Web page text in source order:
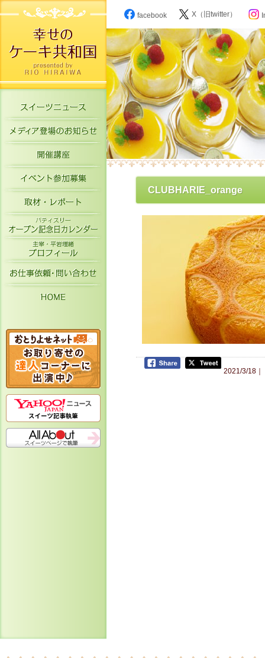
スイーツニュース
メディア登場のお知らせ
開催講座
イベント参加募集
パティスリーオープン記念日カレン
主宰・平岩理緒プロフィール
お仕事依頼・お問い合わせ
facebook X（旧twitter）
CLUBHARIE_orange
2021/3/18｜